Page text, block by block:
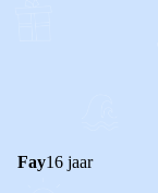
Fay16 jaar